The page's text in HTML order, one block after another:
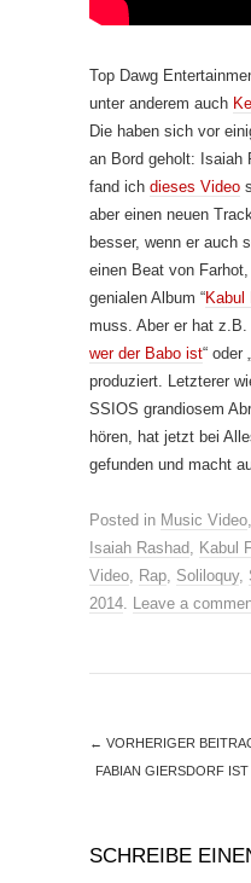
Top Dawg
unter anderem auch
Die haben sich vor
an Bord geholt: Isaiah
fand ich dieses Video
aber einen neuen
besser, wenn er auch
einen Beat von
genialen Album “Kabul
muss. Aber er hat z.B.
wer der Babo ist“ oder „
produziert. Letzterer
SSIOS grandiosem
hören, hat jetzt bei
gefunden und macht
Posted in Music Video,
Isaiah Rashad, Kabul
Video, Rap, Soliloquy,
2014. Leave a
← VORHERIGER
FABIAN GIERSDORF
SCHREIBE